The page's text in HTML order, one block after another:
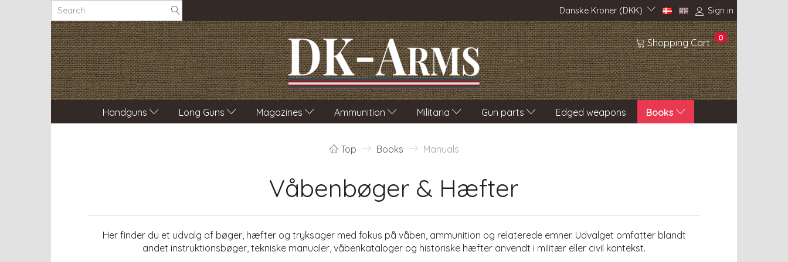
Sign in
Danske Kroner (DKK)
Shopping Cart 0
Handguns Long Guns Magazines Ammunition Militaria Gun parts Edged weapons Books
Top Books Manuals
Våbenbøger & Hæfter
Her finder du et udvalg af bøger, hæfter og tryksager med fokus på våben, ammunition og relaterede emner. Udvalget omfatter blandt
andet instruktionsbøger, tekniske manualer, våbenkataloger og historiske hæfter anvendt i militær eller civil kontekst.